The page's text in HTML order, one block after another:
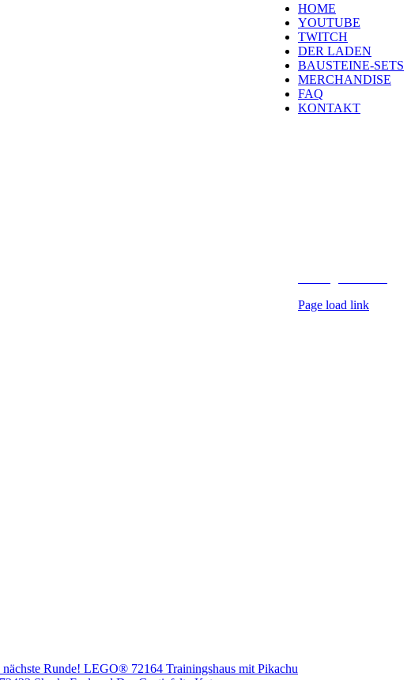
Runde! LEGO® 72164 Trainingshaus mit Pikachu
HOME
YOUTUBE
TWITCH
DER LADEN
BAUSTEINE-SETS
MERCHANDISE
FAQ
KONTAKT
Page load link